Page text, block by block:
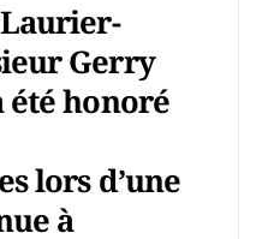
Gerry
été honoré
lors d’une
à